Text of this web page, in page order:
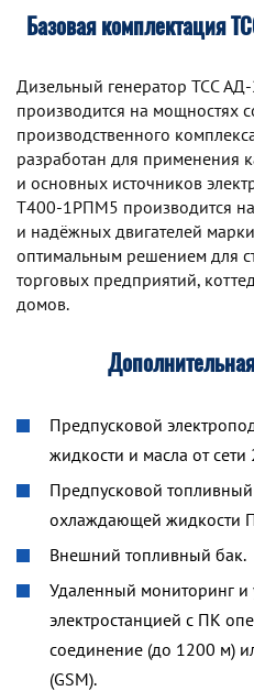
Базовая комплектация
Дизельный генератор TCC
производится на мощностях
производственного
разработан для применения
и основных источников
Т400-1РПМ5 производится
и надёжных двигателей марки
оптимальным решением для
торговых предприятий,
домов.
Предпусковой
жидкости и масла от сети
Предпусковой топливный
охлаждающей жидкости
Внешний топливный бак.
Удаленный мониторинг и
электростанцией с ПК
соединение (до 1200 м)
(GSM).